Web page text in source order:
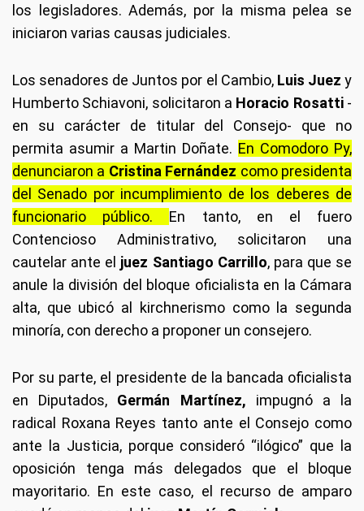
los legisladores. Además, por la misma pelea se
iniciaron varias causas judiciales.
Los senadores de Juntos por el Cambio, Luis Juez y
Humberto Schiavoni, solicitaron a Horacio Rosatti -
en su carácter de titular del Consejo- que no
permita asumir a Martin Doñate. En Comodoro Py,
denunciaron a Cristina Fernández como presidenta
del Senado por incumplimiento de los deberes de
funcionario público. En tanto, en el fuero
Contencioso Administrativo, solicitaron una
cautelar ante el juez Santiago Carrillo, para que se
anule la división del bloque oficialista en la Cámara
alta, que ubicó al kirchnerismo como la segunda
minoría, con derecho a proponer un consejero.
Por su parte, el presidente de la bancada oficialista
en Diputados, Germán Martínez, impugnó a la
radical Roxana Reyes tanto ante el Consejo como
ante la Justicia, porque consideró “ilógico” que la
oposición tenga más delegados que el bloque
mayoritario. En este caso, el recurso de amparo